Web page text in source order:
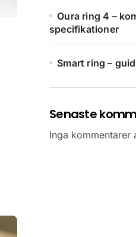
Oura ring 4 –
specifikationer
Smart ring –
Senaste
Inga kommentarer